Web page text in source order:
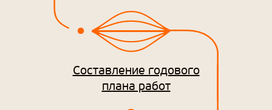
Составление годового
плана работ
Стоимость
по интернет-
продвижению